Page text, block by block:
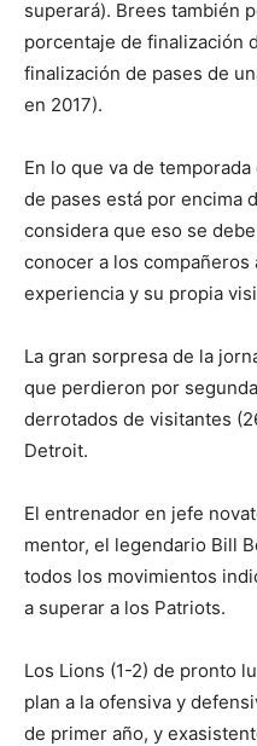
superará). Brees también
porcentaje de finalización
finalización de pases de
en 2017).
En lo que va de
de pases está por encima
considera que eso se
conocer a los compañeros
experiencia y su propia
La gran sorpresa de la
que perdieron por
derrotados de visitantes
Detroit.
El entrenador en jefe
mentor, el legendario Bill
todos los movimientos
a superar a los Patriots.
Los Lions (1-2) de pronto
plan a la ofensiva y
de primer año, y